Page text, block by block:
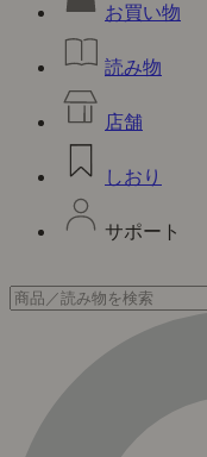
お買い物
読み物
店舗
しおり
サポート